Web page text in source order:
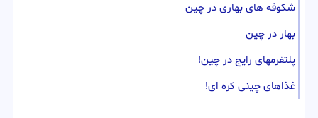
شکوفه های بهاری در چین
بهار در چین
پلتفرمهای رایج در چین!
غذاهای چینی کره ای!